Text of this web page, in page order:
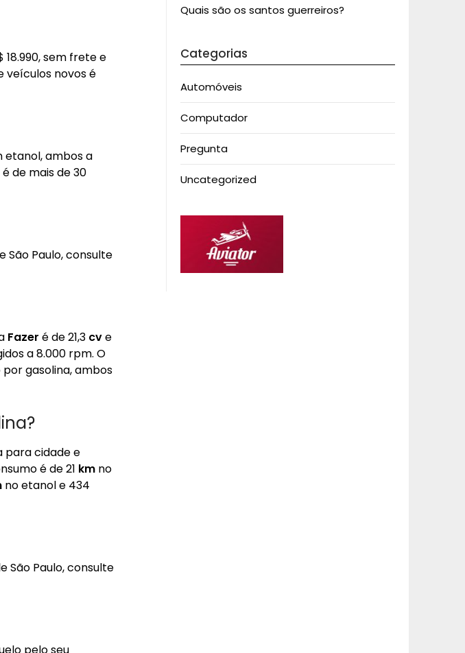
18.990, sem frete e
veículos novos é
etanol, ambos a
de mais de 30
São Paulo, consulte
Fazer é de 21,3 cve
a 8.000 rpm. O
gasolina, ambos
para cidade e
é de 21 km no
no etanol e 434
São Paulo, consulte
Quais são os santos guerreiros?
Categorias
Automóveis
Computador
Pregunta
Uncategorized